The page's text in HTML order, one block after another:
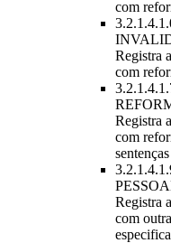
com
Registra
com
Registra
com
Registra
com